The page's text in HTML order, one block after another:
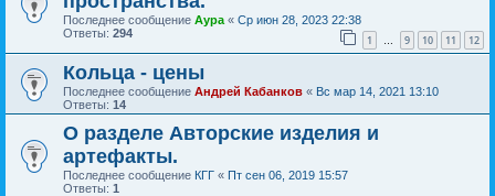
Последнее сообщение Аура « Ср июн 28, 2023 22:38
Ответы: 294 1 … 9 10 11 12
Кольца - цены
Последнее сообщение Андрей Кабанков « Вс мар 14, 2021 13:10
Ответы: 14
О разделе Авторские изделия и
артефакты.
Последнее сообщение КГГ « Пт сен 06, 2019 15:57
Ответы: 1